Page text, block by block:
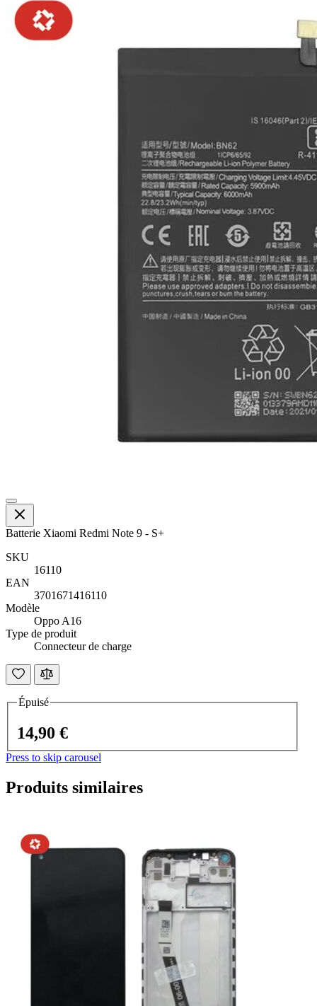
Batterie Xiaomi Redmi Note 9 - S+
SKU
16110
EAN
3701671416110
Modèle
Oppo A16
Type de produit
Connecteur de charge
Épuisé
14,90 €
Press to skip carousel
Produits similaires